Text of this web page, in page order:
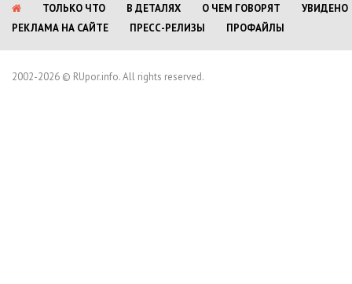
ТОЛЬКО ЧТО В ДЕТАЛЯХ О ЧЕМ ГОВОРЯТ
УВИДЕНО
РЕКЛАМА НА САЙТЕ
ПРЕСС-РЕЛИЗЫ ПРОФАЙЛЫ
2002-2026 © RUpor.info. All rights reserved.